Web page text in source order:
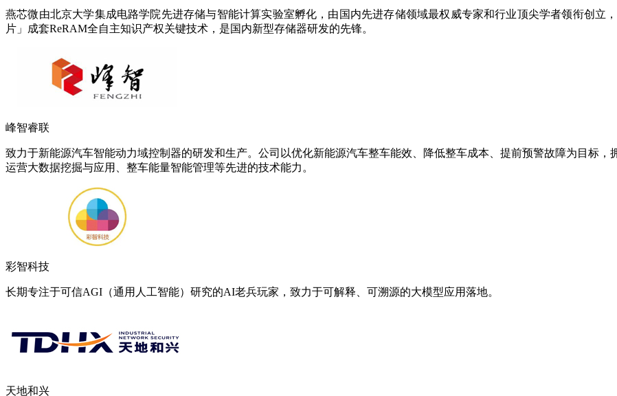
燕芯微由北京大学集成电路学院先进存储与智能计算实验室孵化，由国内先进存储领域最权威专家和行业顶尖学者领衔创立
片」成套ReRAM全自主知识产权关键技术，是国内新型存储器研发的先锋。
峰智睿联
致力于新能源汽车智能动力域控制器的研发和生产。公司以优化新能源汽车整车能效、降低整车成本、提前预警故障为目标
运营大数据挖掘与应用、整车能量智能管理等先进的技术能力。
彩智科技
长期专注于可信AGI（通用人工智能）研究的AI老兵玩家，致力于可解释、可溯源的大模型应用落地。
天地和兴